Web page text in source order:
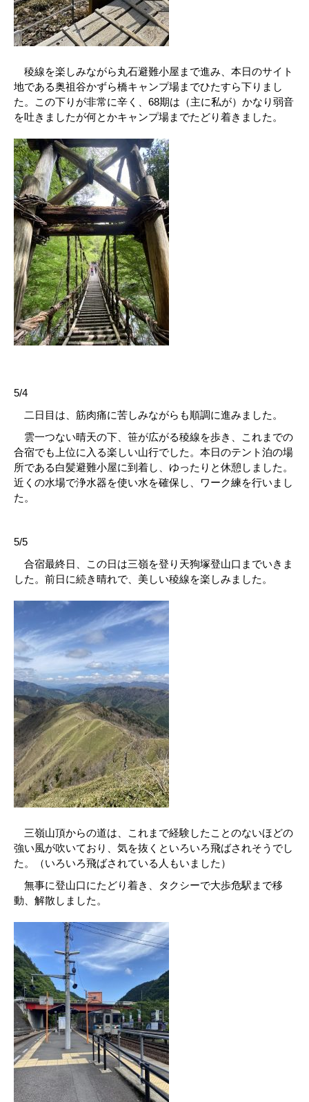
稜線を楽しみながら丸石避難小屋まで進み、本日のサイト
地である奥祖谷かずら橋キャンプ場までひたすら下りまし
た。この下りが非常に辛く、68期は（主に私が）かなり弱音
を吐きましたが何とかキャンプ場までたどり着きました。
5/4
二日目は、筋肉痛に苦しみながらも順調に進みました。
雲一つない晴天の下、笹が広がる稜線を歩き、これまでの
合宿でも上位に入る楽しい山行でした。本日のテント泊の場
所である白髪避難小屋に到着し、ゆったりと休憩しました。
近くの水場で浄水器を使い水を確保し、ワーク練を行いまし
た。
5/5
合宿最終日、この日は三嶺を登り天狗塚登山口までいきま
した。前日に続き晴れで、美しい稜線を楽しみました。
三嶺山頂からの道は、これまで経験したことのないほどの
強い風が吹いており、気を抜くといろいろ飛ばされそうでし
た。（いろいろ飛ばされている人もいました）
無事に登山口にたどり着き、タクシーで大歩危駅まで移
動、解散しました。